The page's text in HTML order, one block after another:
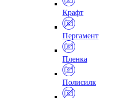
Крафт
Пергамент
Пленка
Полисилк